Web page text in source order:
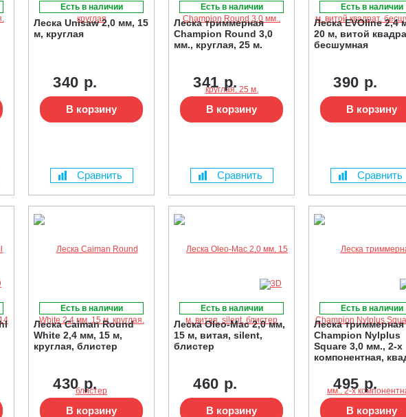
Есть в наличии
Леска Unisaw 2,0 мм, 15
м, круглая
340 р.
В корзину
Сравнить
Есть в наличии
Леска триммерная
Champion Round 3,0
мм., круглая, 25 м.
341 р.
В корзину
Сравнить
Есть в наличии
Леска EVOline 2,4
20 м, витой
бесшумная
390 р.
В корзину
Сравнить
Есть в наличии
Леска Caiman Round
White 2,4 мм, 15 м,
круглая, блистер
430 р.
В корзину
Есть в наличии
Леска Oleo-Mac 2,0 мм,
15 м, витая, silent,
блистер
460 р.
В корзину
Есть в наличии
Леска триммерная
Champion Nylplus
Square 3,0 мм., 2-х
компонентная,
495 р.
В корзину